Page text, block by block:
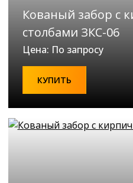
Кованый забор с
столбами ЗКС-06
Цена: По запросу
КУПИТЬ